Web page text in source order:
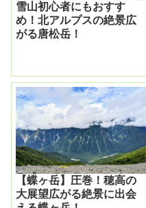
雪山初心者にもおすす
め！北アルプスの絶景広
がる唐松岳！
【蝶ヶ岳】圧巻！穂高の
大展望広がる絶景に出会